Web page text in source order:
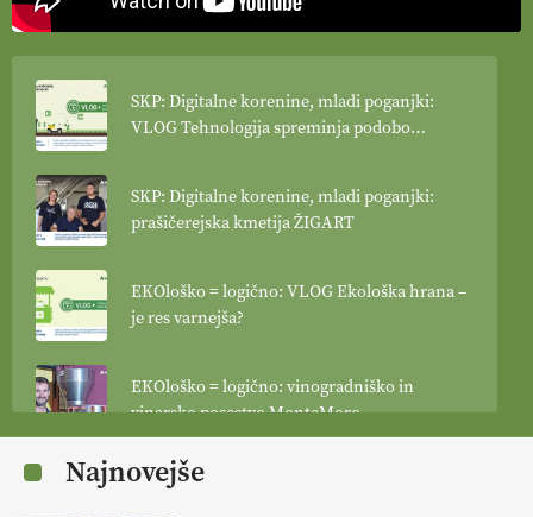
SKP: Digitalne korenine, mladi poganjki:
VLOG Tehnologija spreminja podobo
SKP: Digitalne korenine, mladi poganjki:
prašičerejska kmetija ŽIGART
EKOloško = logično: VLOG Ekološka hrana –
je res varnejša?
EKOloško = logično: vinogradniško in
vinarsko posestvo MonteMoro
EKOloško = logično: ekološka kmetija
Najnovejše